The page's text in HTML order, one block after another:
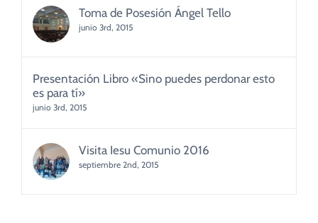
Toma de Posesión Ángel Tello
junio 3rd, 2015
Presentación Libro «Sino puedes perdonar esto
es para tí»
junio 3rd, 2015
Visita Iesu Comunio 2016
septiembre 2nd, 2015